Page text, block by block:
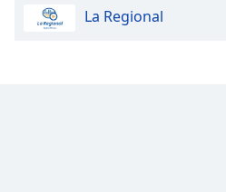
La Regional